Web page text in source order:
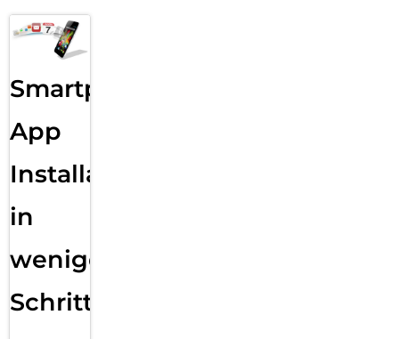
Smartphone
App
Installation
in
wenigen
Schritten